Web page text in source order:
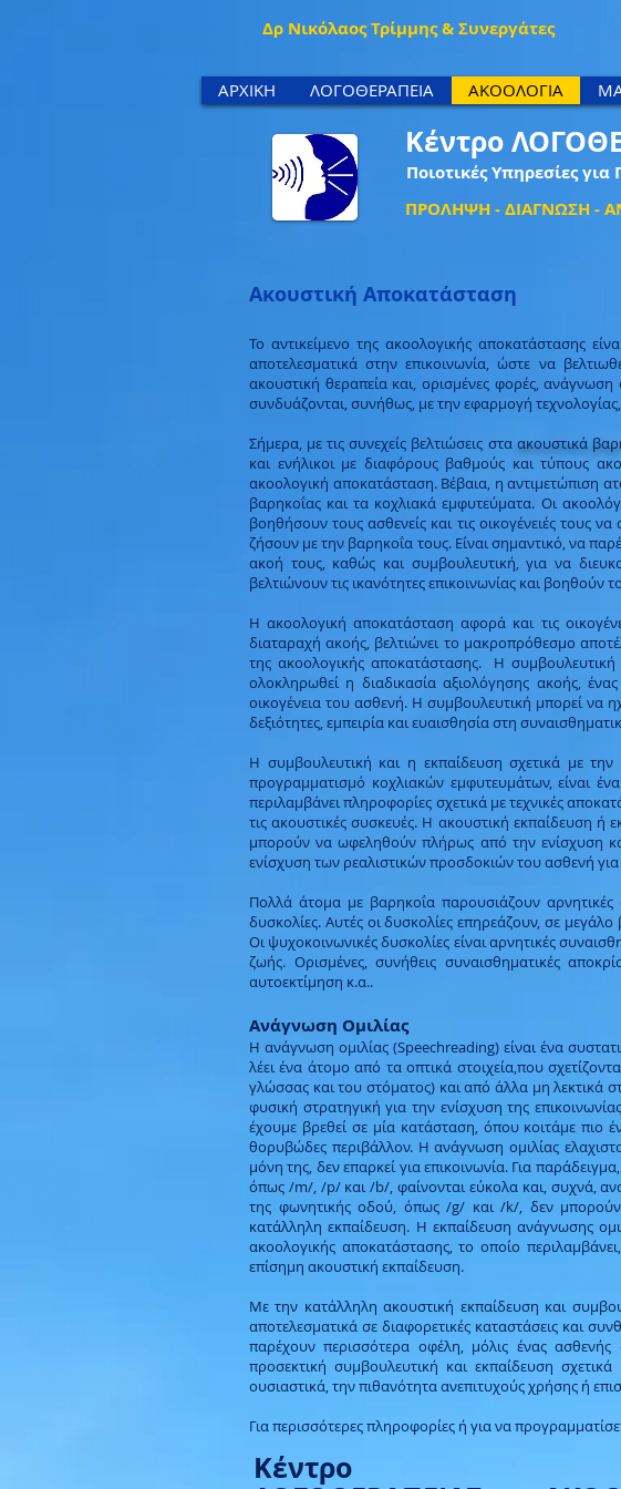
Δρ Νικόλαος Τρίμμης & Συνεργάτες
ΑΡΧΙΚΗ ΛΟΓΟΘΕΡΑΠΕΙΑ ΑΚΟΟΛΟΓΙΑ
Κέντρο
Ποιοτικές Υπηρεσίες για
ΠΡΟΛΗΨΗ - ΔΙΑΓΝΩΣΗ -
Ακουστική Αποκατάσταση
Το αντικείμενο της ακοολογικής αποκατάστασης
αποτελεσματικά στην επικοινωνία, ώστε να
ακουστική θεραπεία και, ορισμένες φορές,
συνδυάζονται, συνήθως, με την εφαρμογή
Σήμερα, με τις συνεχείς βελτιώσεις στα ακουστικά
και ενήλικοι με διαφόρους βαθμούς και τύπους
ακοολογική αποκατάσταση. Βέβαια, η αντιμετώπιση
βαρηκοΐας και τα κοχλιακά εμφυτεύματα. Οι
βοηθήσουν τους ασθενείς και τις οικογένειές τους
ζήσουν με την βαρηκοΐα τους. Είναι σημαντικό, να
ακοή τους, καθώς και συμβουλευτική, για να
βελτιώνουν τις ικανότητες επικοινωνίας και
Η ακοολογική αποκατάσταση αφορά και τις
διαταραχή ακοής, βελτιώνει το μακροπρόθεσμο
της ακοολογικής αποκατάστασης. Η
ολοκληρωθεί η διαδικασία αξιολόγησης ακοής,
οικογένεια του ασθενή. Η συμβουλευτική μπορεί να
δεξιότητες, εμπειρία και ευαισθησία στη
Η συμβουλευτική και η εκπαίδευση σχετικά με
προγραμματισμό κοχλιακών εμφυτευμάτων, είναι
περιλαμβάνει πληροφορίες σχετικά με τεχνικές
τις ακουστικές συσκευές. Η ακουστική εκπαίδευση ή
μπορούν να ωφεληθούν πλήρως από την ενίσχυση
ενίσχυση των ρεαλιστικών προσδοκιών του ασθενή
Πολλά άτομα με βαρηκοΐα παρουσιάζουν αρνητικές
δυσκολίες. Αυτές οι δυσκολίες επηρεάζουν, σε
Οι ψυχοκοινωνικές δυσκολίες είναι αρνητικές
ζωής. Ορισμένες, συνήθεις συναισθηματικές
αυτοεκτίμηση κ.α..
Ανάγνωση Ομιλίας
Η ανάγνωση ομιλίας (Speechreading) είναι ένα
λέει ένα άτομο από τα οπτικά στοιχεία,που
γλώσσας και του στόματος) και από άλλα μη λεκτικά
φυσική στρατηγική για την ενίσχυση της
έχουμε βρεθεί σε μία κατάσταση, όπου κοιτάμε πιο
θορυβώδες περιβάλλον. Η ανάγνωση ομιλίας
μόνη της, δεν επαρκεί για επικοινωνία. Για
όπως /m/, /p/ και /b/, φαίνονται εύκολα και, συχνά,
της φωνητικής οδού, όπως /g/ και /k/, δεν μπορούν
κατάλληλη εκπαίδευση. Η εκπαίδευση ανάγνωσης
ακοολογικής αποκατάστασης, το οποίο
επίσημη ακουστική εκπαίδευση.
Με την κατάλληλη ακουστική εκπαίδευση και
αποτελεσματικά σε διαφορετικές καταστάσεις και
παρέχουν περισσότερα οφέλη, μόλις ένας
προσεκτική συμβουλευτική και εκπαίδευση
ουσιαστικά, την πιθανότητα ανεπιτυχούς χρήσης ή
Για περισσότερες πληροφορίες ή για να
Κέντρο